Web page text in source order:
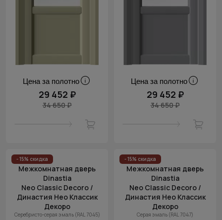
Цена за полотно
29 452 ₽
34 650 ₽
Цена за полотно
29 452 ₽
34 650 ₽
- 15% скидка
Межкомнатная дверь
Dinastia
Neo Classic Decoro /
Династия Нео Классик
Декоро
Серебристо-серая эмаль (RAL 7045)
- 15% скидка
Межкомнатная дверь
Dinastia
Neo Classic Decoro /
Династия Нео Классик
Декоро
Серая эмаль (RAL 7047)